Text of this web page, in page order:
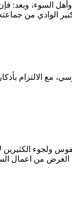
السوء،
بكبير الوادي من
مع الالتزام
ولجوء
الغرض من